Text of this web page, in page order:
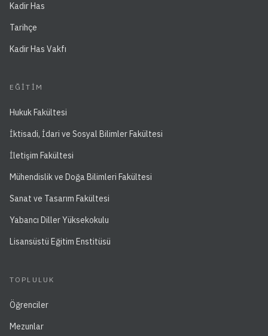
Kadir Has
Tarihçe
Kadir Has Vakfı
EĞITIM
Hukuk Fakültesi
İktisadi, İdari ve Sosyal Bilimler Fakültesi
İletişim Fakültesi
Mühendislik ve Doğa Bilimleri Fakültesi
Sanat ve Tasarım Fakültesi
Yabancı Diller Yüksekokulu
Lisansüstü Eğitim Enstitüsü
TOPLULUK
Öğrenciler
Mezunlar